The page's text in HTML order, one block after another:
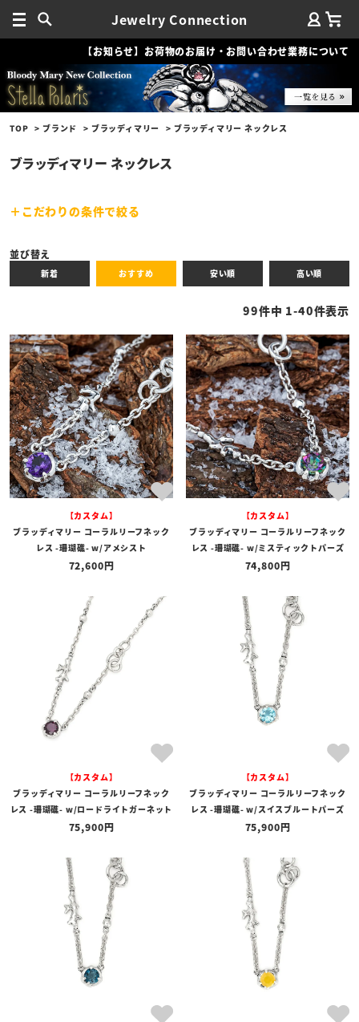
Jewelry Connection
【お知らせ】お荷物のお届け・お問い合わせ業務について
TOP ブランド ブラッディマリー ブラッディマリー ネックレス
ブラッディマリー ネックレス
こだわりの条件で絞る
商品タイプ
全ての商品
予約商品 セール商品
カテゴリ
ブランド
在庫あり
在庫なしを含む
並び替え
新着 おすすめ 安い順 高い順
99件中 1-40件表示
【カスタム】
ブラッディマリー コーラルリーフネック
レス -珊瑚礁- w/アメシスト
72,600
【カスタム】
ブラッディマリー コーラルリーフネック
レス -珊瑚礁- w/ミスティックトパーズ
74,800
【カスタム】
ブラッディマリー コーラルリーフネック
レス -珊瑚礁- w/ロードライトガーネット
75,900
【カスタム】
ブラッディマリー コーラルリーフネック
レス -珊瑚礁- w/スイスブルートパーズ
75,900